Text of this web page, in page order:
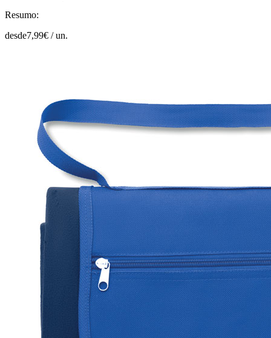
Resumo:
desde7,99€ /un.